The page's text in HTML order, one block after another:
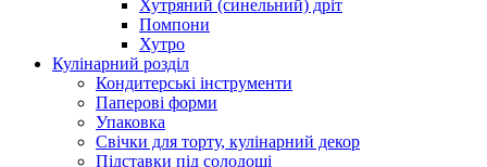
Хутряний (синельний) дріт
Помпони
Хутро
Кулінарний розділ
Кондитерські інструменти
Паперові форми
Упаковка
Свічки для торту, кулінарний декор
Підставки під солодощі